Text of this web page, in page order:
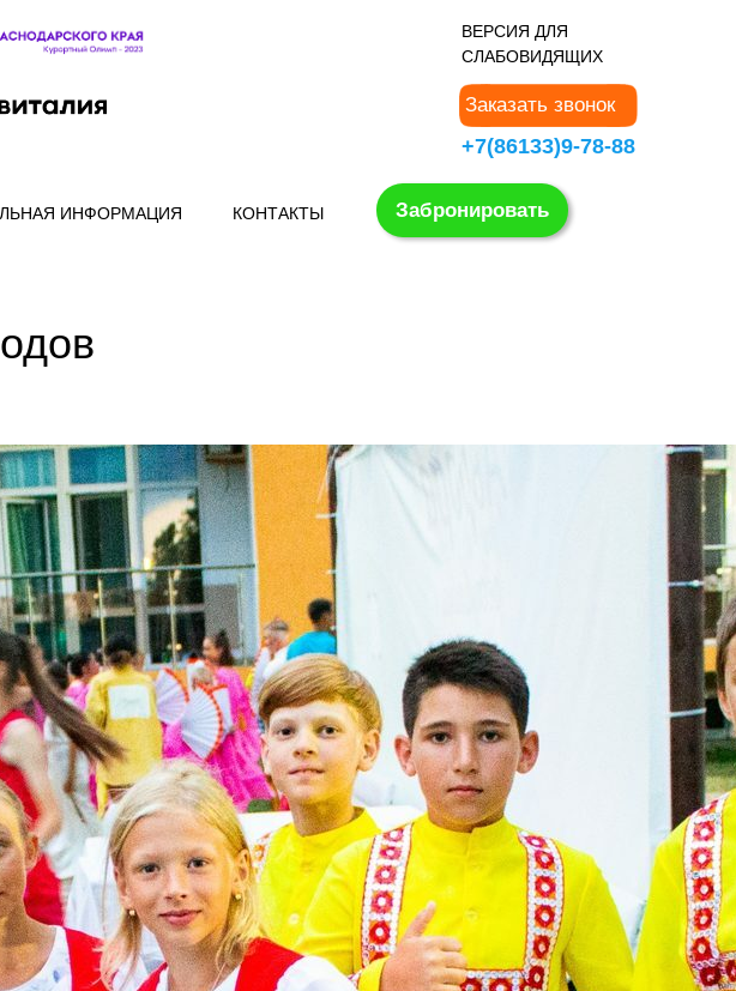
Заказать звонок
+7(86133)9-78-88
ВЕРСИЯ ДЛЯ
СЛАБОВИДЯЩИХ
Забронировать
КОНТАКТЫ
ИНФОРМАЦИЯ